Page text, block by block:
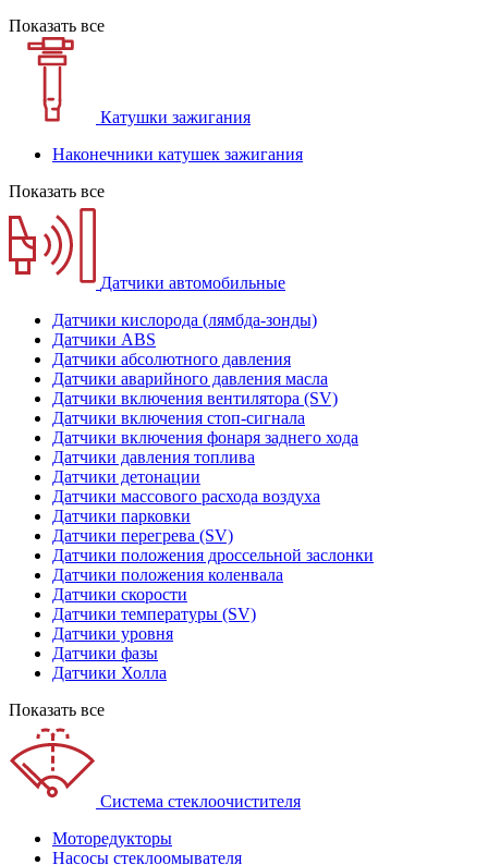
Показать все
Катушки зажигания
Наконечники катушек зажигания
Показать все
Датчики автомобильные
Датчики кислорода (лямбда-зонды)
Датчики ABS
Датчики абсолютного давления
Датчики аварийного давления масла
Датчики включения вентилятора (SV)
Датчики включения стоп-сигнала
Датчики включения фонаря заднего хода
Датчики давления топлива
Датчики детонации
Датчики массового расхода воздуха
Датчики парковки
Датчики перегрева (SV)
Датчики положения дроссельной заслонки
Датчики положения коленвала
Датчики скорости
Датчики температуры (SV)
Датчики уровня
Датчики фазы
Датчики Холла
Показать все
Система стеклоочистителя
Моторедукторы
Насосы стеклоомывателя